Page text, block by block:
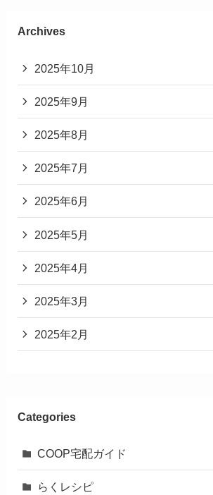
Archives
2025年10月
2025年9月
2025年8月
2025年7月
2025年6月
2025年5月
2025年4月
2025年3月
2025年2月
Categories
COOP宅配ガイド
らくレシピ